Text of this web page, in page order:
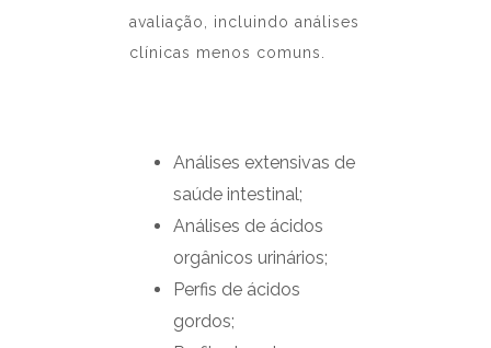
avaliação, incluindo análises
clínicas menos comuns.
Análises extensivas de
saúde intestinal;
Análises de ácidos
orgânicos urinários;
Perfis de ácidos
gordos;